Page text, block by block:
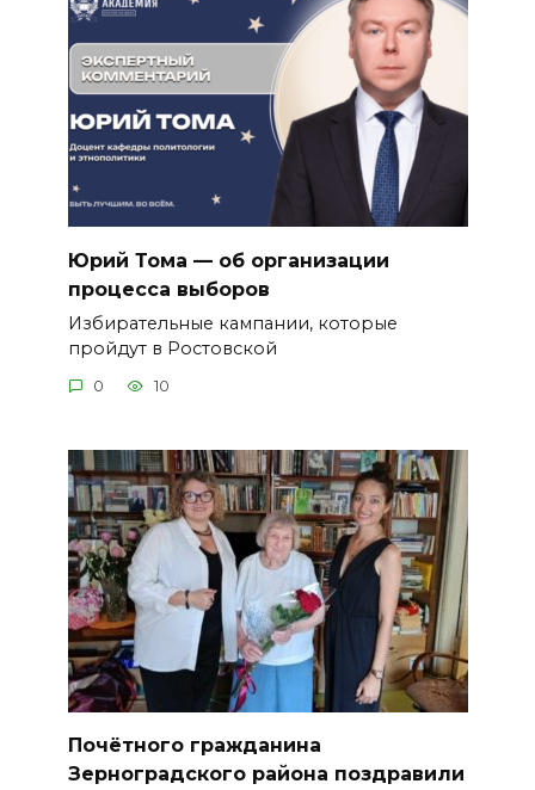
Юрий Тома — об организации
процесса выборов
Избирательные кампании, которые
пройдут в Ростовской
0 10
Почётного гражданина
Зерноградского района поздравили